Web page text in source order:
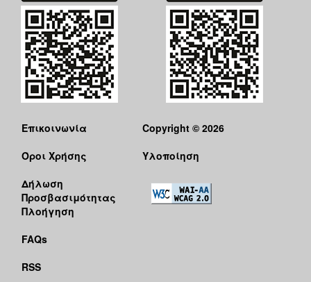
Επικοινωνία
Όροι Χρήσης
Δήλωση
Προσβασιμότητας
Πλοήγηση
FAQs
RSS
Copyright © 2026
Υλοποίηση